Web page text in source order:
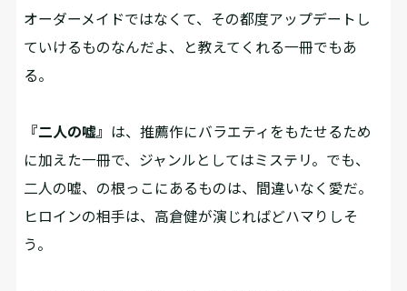
オーダーメイドではなくて、その都度アップデートし
ていけるものなんだよ、と教えてくれる一冊でもあ
る。
『二人の嘘』 は、推薦作にバラエティをもたせるため
に加えた一冊で、ジャンルとしてはミステリ。でも、
二人の嘘、の根っこにあるものは、間違いなく愛だ。
ヒロインの相手は、高倉健が演じればどハマりしそ
う。